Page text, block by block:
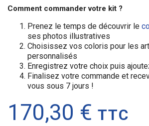
Comment commander votre kit ?
Prenez le temps de découvrir le
ses photos illustratives
Choisissez vos coloris pour les
personnalisés
Enregistrez votre choix puis
Finalisez votre commande et
vous sous 7 jours !
170,30 € TTC